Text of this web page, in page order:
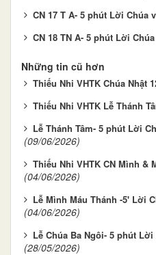
CN 17 T A- 5 phút Lời Chúa
CN 18 TN A- 5 phút Lời
Những tin cũ hơn
Thiếu Nhi VHTK Chúa Nhật
Thiếu Nhi VHTK Lễ Thánh
Lễ Thánh Tâm- 5 phút Lời
(09/06/2026)
Thiếu Nhi VHTK CN Mình &
(04/06/2026)
Lễ Mình Máu Thánh -5' Lời
(04/06/2026)
Lễ Chúa Ba Ngôi- 5 phút
(28/05/2026)